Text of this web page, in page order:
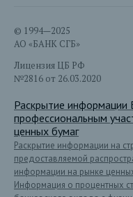
© 1994—2025
АО «БАНК СГБ»
Лицензия ЦБ РФ
№2816 от 26.03.2020
Раскрытие информации
профессиональным
ценных бумаг
Раскрытие информации на
предоставляемой
информации на рынке
Информация о процентных